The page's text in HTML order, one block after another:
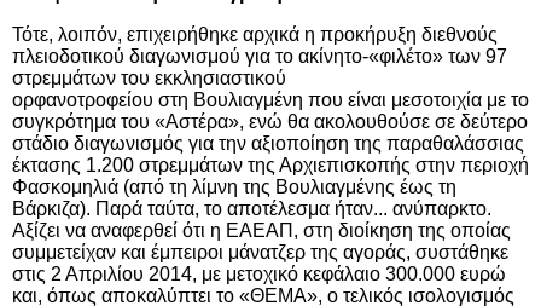
Τότε, λοιπόν, επιχειρήθηκε αρχικά η προκήρυξη διεθνούς
πλειοδοτικού διαγωνισμού για το ακίνητο-«φιλέτο» των 97
στρεμμάτων του εκκλησιαστικού
ορφανοτροφείου στη Βουλιαγμένη που είναι μεσοτοιχία με το
συγκρότημα του «Αστέρα», ενώ θα ακολουθούσε σε δεύτερο
στάδιο διαγωνισμός για την αξιοποίηση της παραθαλάσσιας
έκτασης 1.200 στρεμμάτων της Αρχιεπισκοπής στην περιοχή
Φασκομηλιά (από τη λίμνη της Βουλιαγμένης έως τη
Βάρκιζα). Παρά ταύτα, το αποτέλεσμα ήταν... ανύπαρκτο.
Αξίζει να αναφερθεί ότι η ΕΑΕΑΠ, στη διοίκηση της οποίας
συμμετείχαν και έμπειροι μάνατζερ της αγοράς, συστάθηκε
στις 2 Απριλίου 2014, με μετοχικό κεφάλαιο 300.000 ευρώ
και, όπως αποκαλύπτει το «ΘΕΜΑ», ο τελικός ισολογισμός